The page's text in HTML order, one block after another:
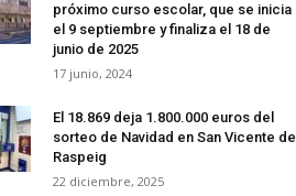
próximo curso escolar, que se inicia
el 9 septiembre y finaliza el 18 de
junio de 2025
17 junio, 2024
El 18.869 deja 1.800.000 euros del
sorteo de Navidad en San Vicente del
Raspeig
22 diciembre, 2025